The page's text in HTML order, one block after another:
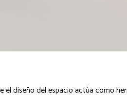
el diseño del espacio actúa como